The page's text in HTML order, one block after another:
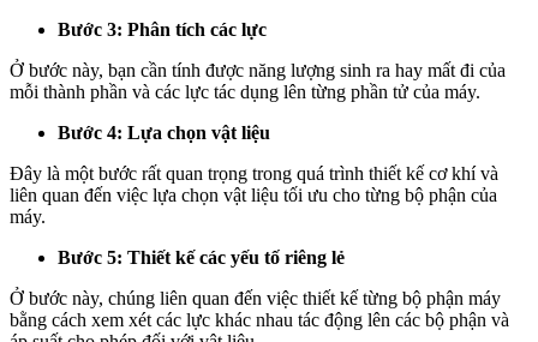
Bước 3: Phân tích các lực
Ở bước này, bạn cần tính được năng lượng sinh ra hay mất đi của
mỗi thành phần và các lực tác dụng lên từng phần tử của máy.
Bước 4: Lựa chọn vật liệu
Đây là một bước rất quan trọng trong quá trình thiết kế cơ khí và
liên quan đến việc lựa chọn vật liệu tối ưu cho từng bộ phận của
máy.
Bước 5: Thiết kế các yếu tố riêng lẻ
Ở bước này, chúng liên quan đến việc thiết kế từng bộ phận máy
bằng cách xem xét các lực khác nhau tác động lên các bộ phận và